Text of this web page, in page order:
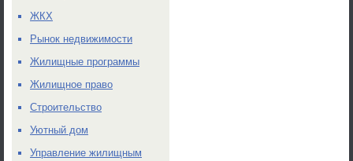
ЖКХ
Рынок недвижимости
Жилищные программы
Жилищное право
Строительство
Уютный дом
Управление жилищным